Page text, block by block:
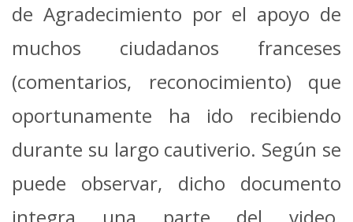
de Agradecimiento por el apoyo de
muchos ciudadanos franceses
(comentarios, reconocimiento) que
oportunamente ha ido recibiendo
durante su largo cautiverio. Según se
puede observar, dicho documento